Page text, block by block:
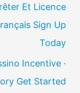
Et Licence
Sign Up
Today
Incentive ·
Get Started